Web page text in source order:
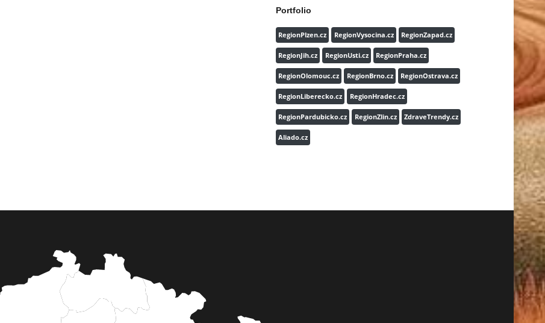
Portfolio
RegionPlzen.cz RegionVysocina.cz RegionZapad.cz
RegionJih.cz RegionUsti.cz RegionPraha.cz
RegionOlomouc.cz RegionBrno.cz RegionOstrava.cz
RegionLiberecko.cz RegionHradec.cz
RegionPardubicko.cz RegionZlin.cz ZdraveTrendy.cz
Aliado.cz